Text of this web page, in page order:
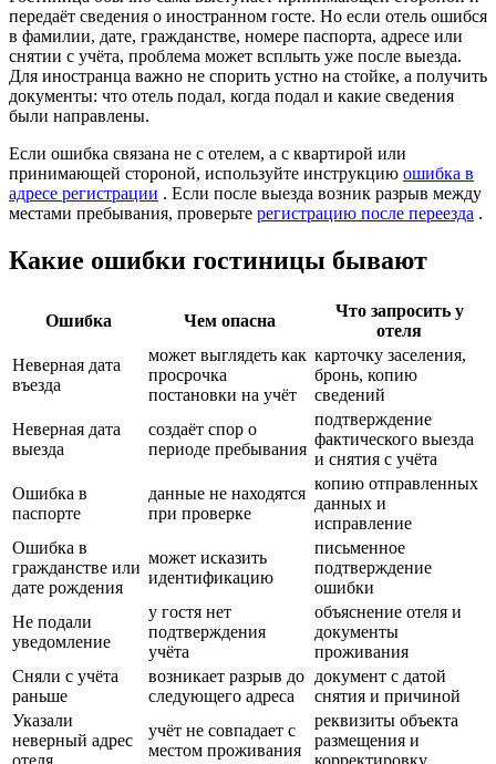
передаёт сведения о иностранном госте. Но если отель ошибся
в фамилии, дате, гражданстве, номере паспорта, адресе или
снятии с учёта, проблема может всплыть уже после выезда.
Для иностранца важно не спорить устно на стойке, а получить
документы: что отель подал, когда подал и какие сведения
были направлены.
Если ошибка связана не с отелем, а с квартирой или
принимающей стороной, используйте инструкцию ошибка в
адресе регистрации . Если после выезда возник разрыв между
местами пребывания, проверьте регистрацию после переезда .
Какие ошибки гостиницы бывают
Ошибка Чем опасна
Что запросить у
отеля
Неверная дата
въезда
может выглядеть как
просрочка
постановки на учёт
карточку заселения,
бронь, копию
сведений
Неверная дата
выезда
создаёт спор о
периоде пребывания
подтверждение
фактического выезда
и снятия с учёта
Ошибка в
паспорте
данные не находятся
при проверке
копию отправленных
данных и
исправление
Ошибка в
гражданстве или
дате рождения
может исказить
идентификацию
письменное
подтверждение
ошибки
Не подали
уведомление
у гостя нет
подтверждения
учёта
объяснение отеля и
документы
проживания
Сняли с учёта
раньше
возникает разрыв до
следующего адреса
документ с датой
снятия и причиной
Указали
неверный адрес
отеля
учёт не совпадает с
местом проживания
реквизиты объекта
размещения и
корректировку